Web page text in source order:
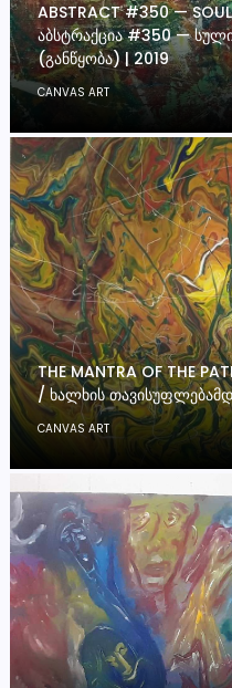
ABSTRACT #350 —
ᲐᲑᲡᲢᲠᲐᲥᲪᲘᲐ #350 —
(ᲒᲐᲜᲬᲧᲝᲑᲐ) | 2019
CANVAS ART
THE MANTRA OF THE
/ ᲮᲐᲚᲮᲘᲡ
CANVAS ART